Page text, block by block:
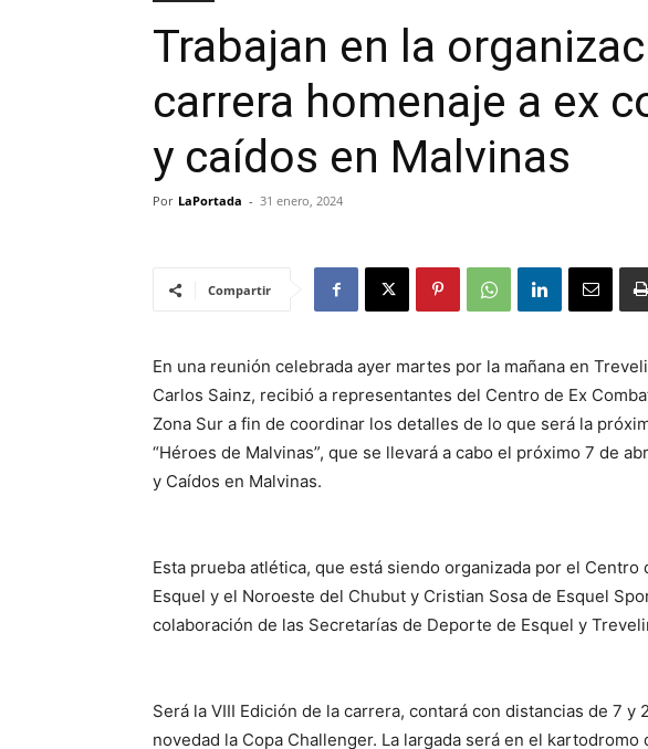
Trabajan en la
carrera homenaje a ex
y caídos en Malvinas
Por LaPortada - 31 enero, 2024
Compartir
En una reunión celebrada ayer martes por la mañana en
Carlos Sainz, recibió a representantes del Centro de Ex
Zona Sur a fin de coordinar los detalles de lo que será la
“Héroes de Malvinas”, que se llevará a cabo el próximo 7 de
y Caídos en Malvinas.
Esta prueba atlética, que está siendo organizada por el Centro
Esquel y el Noroeste del Chubut y Cristian Sosa de Esquel
colaboración de las Secretarías de Deporte de Esquel y
Será la VIII Edición de la carrera, contará con distancias de 7 y
novedad la Copa Challenger. La largada será en el